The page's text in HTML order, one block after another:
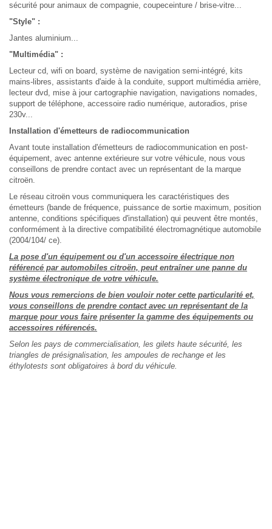
sécurité pour animaux de compagnie, coupeceinture / brise-vitre...
"Style" :
Jantes aluminium...
"Multimédia" :
Lecteur cd, wifi on board, système de navigation semi-intégré, kits
mains-libres, assistants d'aide à la conduite, support multimédia arrière,
lecteur dvd, mise à jour cartographie navigation, navigations nomades,
support de téléphone, accessoire radio numérique, autoradios, prise
230v...
Installation d'émetteurs de radiocommunication
Avant toute installation d'émetteurs de radiocommunication en post-
équipement, avec antenne extérieure sur votre véhicule, nous vous
conseillons de prendre contact avec un représentant de la marque
citroën.
Le réseau citroën vous communiquera les caractéristiques des
émetteurs (bande de fréquence, puissance de sortie maximum, position
antenne, conditions spécifiques d'installation) qui peuvent être montés,
conformément à la directive compatibilité électromagnétique automobile
(2004/104/ ce).
La pose d'un équipement ou d'un accessoire électrique non
référencé par automobiles citroën, peut entraîner une panne du
système électronique de votre véhicule.
Nous vous remercions de bien vouloir noter cette particularité et,
vous conseillons de prendre contact avec un représentant de la
marque pour vous faire présenter la gamme des équipements ou
accessoires référencés.
Selon les pays de commercialisation, les gilets haute sécurité, les
triangles de présignalisation, les ampoules de rechange et les
éthylotests sont obligatoires à bord du véhicule.